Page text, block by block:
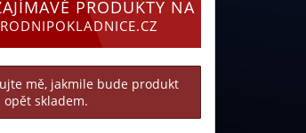
PRODUKTY NA
mě, jakmile bude produkt
opět skladem.